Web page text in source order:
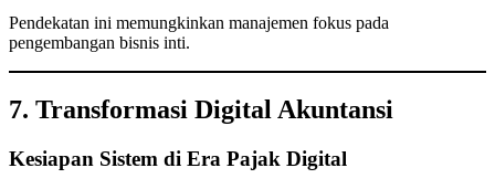
Pendekatan ini memungkinkan manajemen fokus pada
pengembangan bisnis inti.
7. Transformasi Digital Akuntansi
Kesiapan Sistem di Era Pajak Digital